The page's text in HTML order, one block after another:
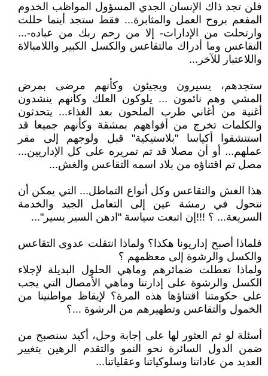
فلن تجد ذاك الإنسان الجدي المسؤول المواظب الخدوم
المفعم بروح العمل والمثابرة... فقط ستجد أينما حللت
وارتحلت من الإدارات- إلا من رحم ربك من عباده-...
التقاعس وما أدراك مالتقاعس والكسل الكبير واللامبالاة
واللاعتبار للآخر...
ستجدهم، يسيرون ويجيئون وكأنهم مرضى بمرض
المشي وهم نائمون ... يلوكون العلك وكأنهم ينشدون
أغنية من أغاني طرب الملحون بعد الغذاء... يتحدثون
والكلمات تخرج من أفواههم بمشقة وكأنهم جميعا قد
استنشقوا أكياسا "بلاستيكية" قبل ولوجهم إلى مقر
عملهم... أو أن مصلا قد تم تمريره على كل الإداريين...
مصل تم اقتناؤه من بلاد اسمه التقاعس والغش...
هذا الغش والتقاعس وكل أنواع التماطل... التي يمكن أن
نتحول في رمشة عين إلى التعامل الجيد والخدمة
السريعة... ؟ !!!إن اتبعت سياسة "ادهن السير يسير"...
فلماذا أصبح إداريونا هكذا؟ ولماذا انتقلت عدوى التقاعس
والكسل والرشوة إلى معظمهم ؟
ولماذا تعطلت ضمائرهم وماهي الحلول البديلة لإجلاء
الكسل والرشوة على إدارتنا وماهي الأمصال التي يجب
على حكومتنا اقتناؤها هذه المرة؟ لإيقاظ مواطنينا من
الخمول والتقاعس وتطهيرهم من الرشوة ...؟
أسئلة لو ثم العثور لها على إجابة وحل، أكيد سنصبح من
ضمن الدول السائرة نحو النمو والتقدم الرهين بتغيير
العديد من عاداتنا وسلوكياتنا وعقلياتنا...